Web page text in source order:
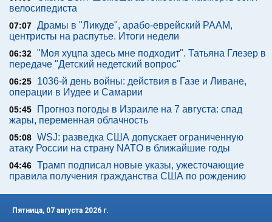
велосипедиста
07:07 Драмы в "Ликуде", арабо-еврейский РААМ,
центристы на распутье. Итоги недели
06:32 "Моя хуцпа здесь мне подходит". Татьяна Глезер в
передаче "Детский недетский вопрос"
06:25
1036-й день войны: действия в Газе и Ливане,
операции в Иудее и Самарии
05:45
Прогноз погоды в Израиле на 7 августа: спад
жары, переменная облачность
05:08 WSJ: разведка США допускает ограниченную
атаку России на страну NATO в ближайшие годы
04:46 Трамп подписал новые указы, ужесточающие
правила получения гражданства США по рождению
Пятница, 07 августа 2026 г.